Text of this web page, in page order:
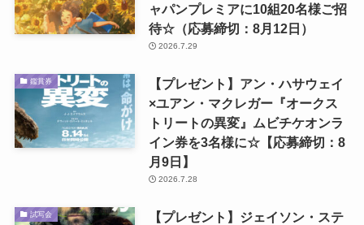
ャパンプレミアに10組20名様ご招
待☆（応募締切：8月12日）
2026.7.29
鑑賞券
【プレゼント】アン・ハサウェイ
×ユアン・マクレガー『オークス
トリートの異変』ムビチケオンラ
イン券を3名様に☆【応募締切：8
月9日】
2026.7.28
試写会
【プレゼント】ジェイソン・ステ